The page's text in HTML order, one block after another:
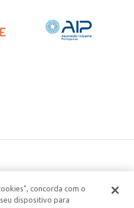
concorda com o
dispositivo para